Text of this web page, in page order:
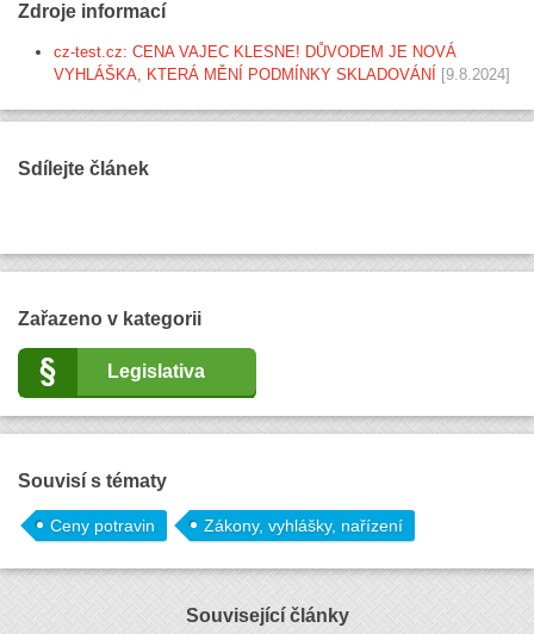
Zdroje informací
cz-test.cz: CENA VAJEC KLESNE! DŮVODEM JE NOVÁ
VYHLÁŠKA, KTERÁ MĚNÍ PODMÍNKY SKLADOVÁNÍ
[9.8.2024]
Sdílejte článek
Zařazeno v kategorii
Legislativa
Souvisí s tématy
Ceny potravin Zákony, vyhlášky, nařízení
Související články